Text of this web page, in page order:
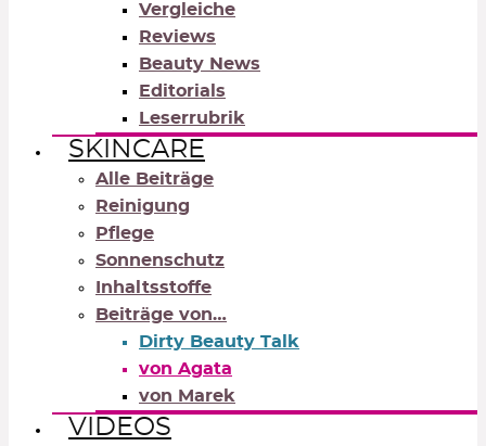
Vergleiche
Reviews
Beauty News
Editorials
Leserrubrik
SKINCARE
Alle Beiträge
Reinigung
Pflege
Sonnenschutz
Inhaltsstoffe
Beiträge von…
Dirty Beauty Talk
von Agata
von Marek
VIDEOS